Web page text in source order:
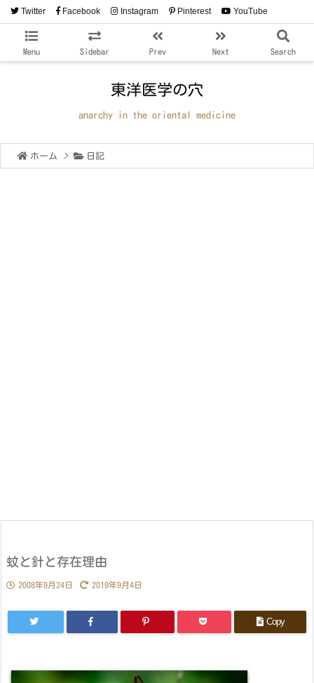
Menu Sidebar Prev Next Search
Twitter Facebook Instagram Pinterest YouTube
RSS
東洋医学の穴
anarchy in the oriental medicine
ホーム > 日記
蚊と針と存在理由
2008年9月24日 2019年9月4日
Copy